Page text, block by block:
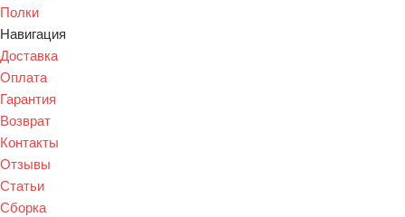
Полки
Навигация
Доставка
Оплата
Гарантия
Возврат
Контакты
Отзывы
Статьи
Сборка